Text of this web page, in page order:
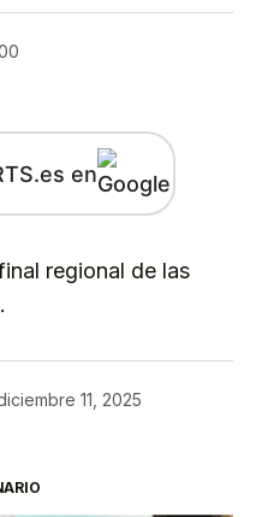
en
regional de las
11, 2025